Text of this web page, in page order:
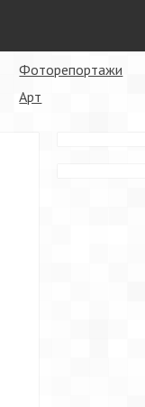
Фоторепортажи
Арт